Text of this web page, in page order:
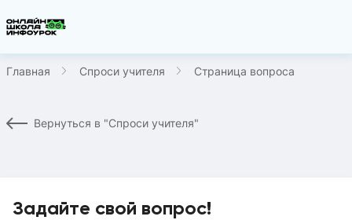
Главная Спроси учителя Страница вопроса
Вернуться в "Спроси учителя"
Задайте свой вопрос!